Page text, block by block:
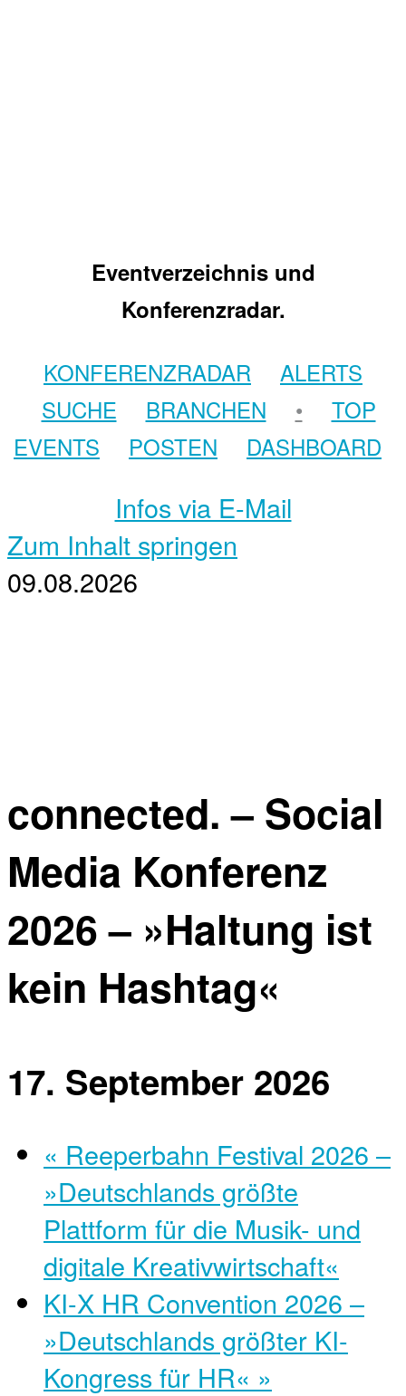
Eventverzeichnis und
Konferenzradar.
KONFERENZRADAR
ALERTS
SUCHE
BRANCHEN •
TOP
EVENTS
POSTEN DASHBOARD
Infos via E-Mail
Zum Inhalt springen
09.08.2026
connected. – Social
Media Konferenz
2026 – »Haltung ist
kein Hashtag«
17. September 2026
« Reeperbahn Festival 2026 –
»Deutschlands größte
Plattform für die Musik- und
digitale Kreativwirtschaft«
KI-X HR Convention 2026 –
»Deutschlands größter KI-
Kongress für HR« »